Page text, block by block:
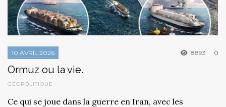
10 AVRIL 2026 8893 0
Ormuz ou la vie.
GÉOPOLITIQUE
Ce qui se joue dans la guerre en Iran, avec les